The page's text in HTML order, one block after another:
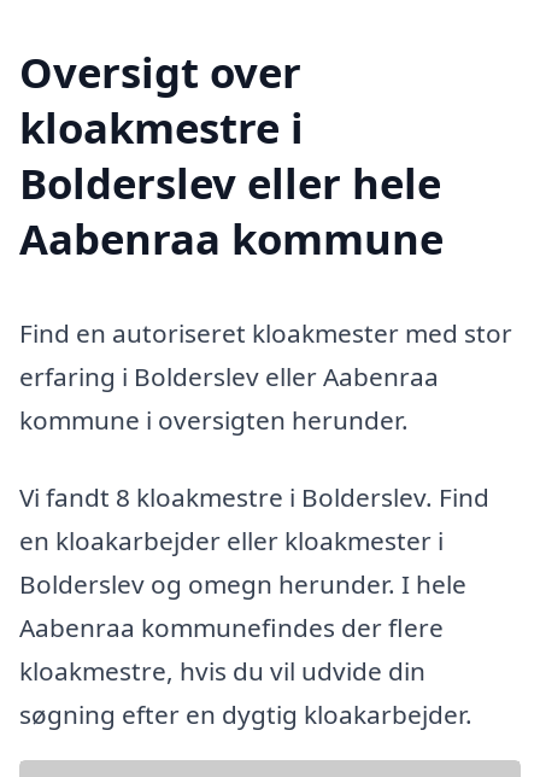
Oversigt over
kloakmestre i
Bolderslev eller hele
Aabenraa kommune
Find en autoriseret kloakmester med stor
erfaring i Bolderslev eller Aabenraa
kommune i oversigten herunder.
Vi fandt 8 kloakmestre i Bolderslev. Find
en kloakarbejder eller kloakmester i
Bolderslev og omegn herunder. I hele
Aabenraa kommunefindes der flere
kloakmestre, hvis du vil udvide din
søgning efter en dygtig kloakarbejder.